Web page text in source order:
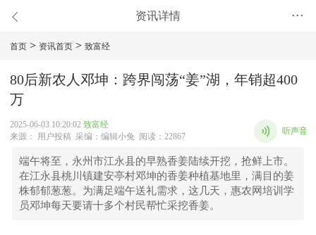
资讯详情 •••
首页 > 资讯首页 > 致富经
80后新农人邓坤：跨界闯荡“姜”湖，年销超400
万
2025-06-03 10:20:02 致富经
来源： 用户投稿 采编：编辑小兔 阅读：22867
听声音
端午将至，永州市江永县的早熟香姜陆续开挖，抢鲜上市。
在江永县桃川镇建安亭村邓坤的香姜种植基地里，满目的姜
株郁郁葱葱。为满足端午送礼需求，这几天，惠农网培训学
员邓坤每天要请十多个村民帮忙采挖香姜。